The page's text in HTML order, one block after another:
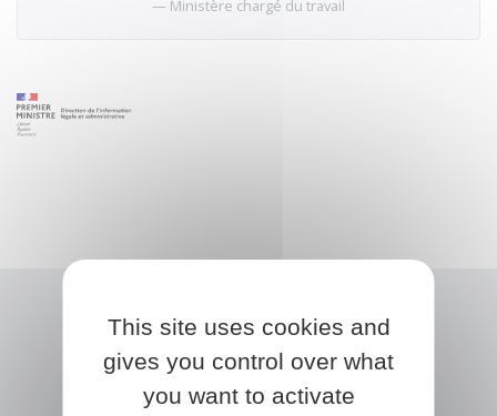
Ministère chargé du travail
This site uses cookies and
gives you control over what
you want to activate